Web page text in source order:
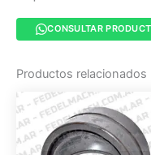
CONSULTAR
Productos relacionados